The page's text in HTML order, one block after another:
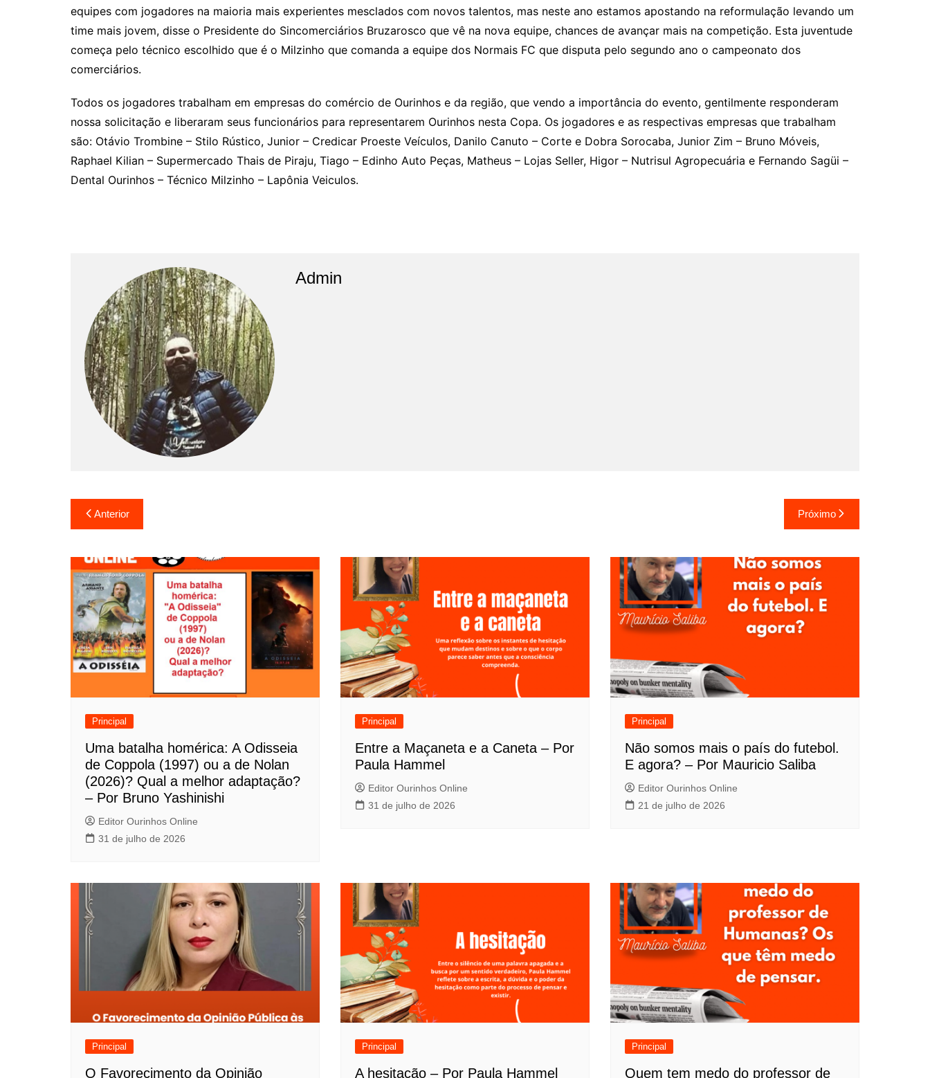
equipes com jogadores na maioria mais experientes mesclados com novos talentos, mas neste ano estamos apostando na reformulação levando um
time mais jovem, disse o Presidente do Sincomerciários Bruzarosco que vê na nova equipe, chances de avançar mais na competição. Esta juventude
começa pelo técnico escolhido que é o Milzinho que comanda a equipe dos Normais FC que disputa pelo segundo ano o campeonato dos
comerciários.
Todos os jogadores trabalham em empresas do comércio de Ourinhos e da região, que vendo a importância do evento, gentilmente responderam
nossa solicitação e liberaram seus funcionários para representarem Ourinhos nesta Copa. Os jogadores e as respectivas empresas que trabalham
são: Otávio Trombine – Stilo Rústico, Junior – Credicar Proeste Veículos, Danilo Canuto – Corte e Dobra Sorocaba, Junior Zim – Bruno Móveis,
Raphael Kilian – Supermercado Thais de Piraju, Tiago – Edinho Auto Peças, Matheus – Lojas Seller, Higor – Nutrisul Agropecuária e Fernando Sagüi –
Dental Ourinhos – Técnico Milzinho – Lapônia Veiculos.
Admin
a
v
e
g
a
ç
ã
t
Anterior Próximo
Principal
Uma batalha homérica: A Odisseia
de Coppola (1997) ou a de Nolan
(2026)? Qual a melhor adaptação?
– Por Bruno Yashinishi
Editor Ourinhos Online
31 de julho de 2026
Principal
Entre a Maçaneta e a Caneta – Por
Paula Hammel
Editor Ourinhos Online
31 de julho de 2026
Principal
Não somos mais o país do futebol.
E agora? – Por Mauricio Saliba
Editor Ourinhos Online
21 de julho de 2026
Principal
O Favorecimento da Opinião
Principal
A hesitação – Por Paula Hammel
Principal
Quem tem medo do professor de